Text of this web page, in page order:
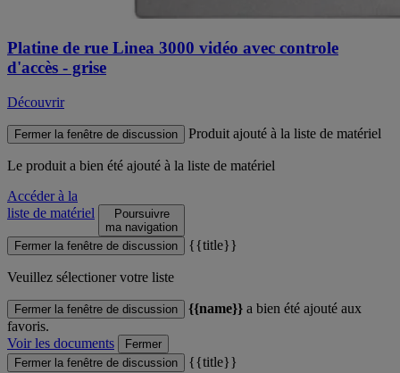
Platine de rue Linea 3000 vidéo avec controle
d'accès - grise
Découvrir
Fermer la fenêtre de discussion Produit ajouté à la liste de matériel
Le produit a bien été ajouté à la liste de matériel
Accéder à la
liste de matériel
Poursuivre
ma navigation
Fermer la fenêtre de discussion
{{title}}
Veuillez sélectioner votre liste
Fermer la fenêtre de discussion {{name}} a bien été ajouté aux
favoris.
Voir les documents
Fermer
Fermer la fenêtre de discussion
{{title}}